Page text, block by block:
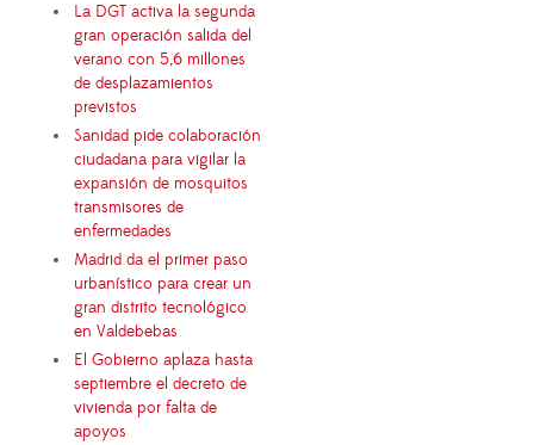
La DGT activa la segunda
gran operación salida del
verano con 5,6 millones
de desplazamientos
previstos
Sanidad pide colaboración
ciudadana para vigilar la
expansión de mosquitos
transmisores de
enfermedades
Madrid da el primer paso
urbanístico para crear un
gran distrito tecnológico
en Valdebebas
El Gobierno aplaza hasta
septiembre el decreto de
vivienda por falta de
apoyos